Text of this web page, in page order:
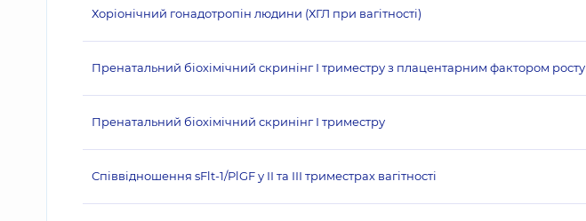
Хоріонічний гонадотропін людини (ХГЛ при вагітності)
Пренатальний біохімічний скринінг І триместру з плацентарним фактором росту
Пренатальний біохімічний скринінг І триместру
Співвідношення sFlt-1/PlGF у ІІ та ІІІ триместрах вагітності